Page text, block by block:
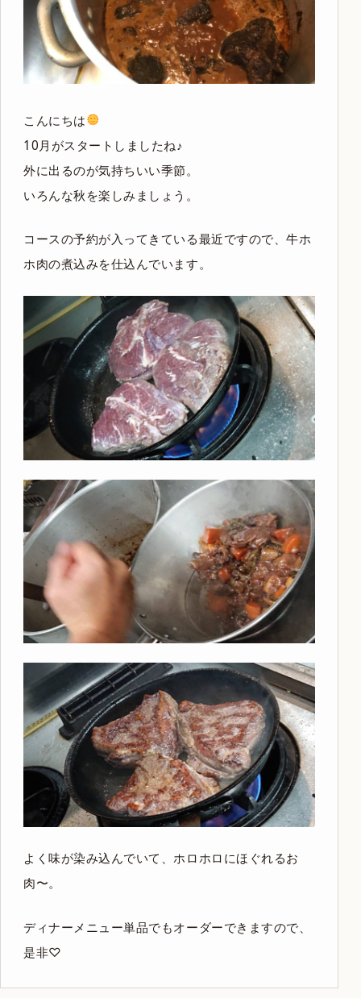
こんにちは
10月がスタートしましたね♪
外に出るのが気持ちいい季節。
いろんな秋を楽しみましょう。
コースの予約が入ってきている最近ですので、牛ホ
ホ肉の煮込みを仕込んでいます。
よく味が染み込んでいて、ホロホロにほぐれるお
肉〜。
ディナーメニュー単品でもオーダーできますので、
是非♡